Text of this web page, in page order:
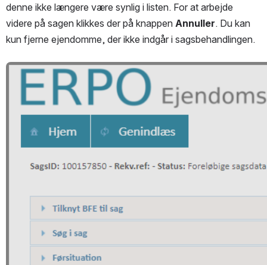
denne ikke længere være synlig i listen. For at arbejde
videre på sagen klikkes der på knappen Annuller. Du kan
kun fjerne ejendomme, der ikke indgår i sagsbehandlingen.
Open